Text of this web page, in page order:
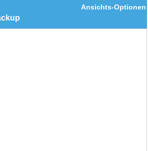
Ansichts-Optionen